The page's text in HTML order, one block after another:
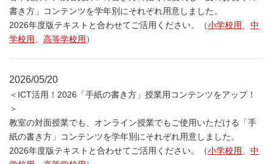
書き方」コンテンツを学年別にそれぞれ用意しました。
2026年度版テキストと合わせてご活用ください。（小学校用、 中
学校用、 高等学校用 ）
2026/05/20
＜ICT活用！2026「手紙の書き方」授業用コンテンツをアップ！
＞
教室の対面授業でも、オンライン授業でもご使用いただける「手
紙の書き方」コンテンツを学年別にそれぞれ用意しました。
2026年度版テキストと合わせてご活用ください。（小学校用、 中